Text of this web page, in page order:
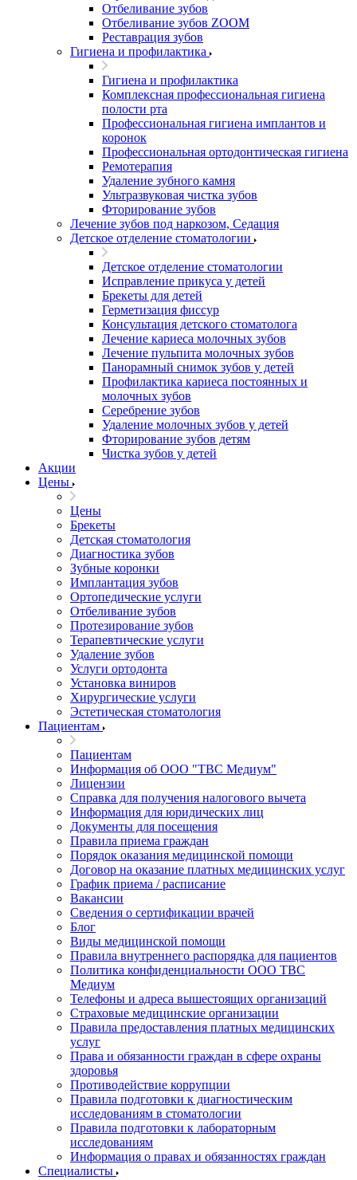
Отбеливание зубов
Отбеливание зубов ZOOM
Реставрация зубов
Гигиена и профилактика
Гигиена и профилактика
Комплексная профессиональная гигиена
полости рта
Профессиональная гигиена имплантов и
коронок
Профессиональная ортодонтическая гигиена
Ремотерапия
Удаление зубного камня
Ультразвуковая чистка зубов
Фторирование зубов
Лечение зубов под наркозом, Седация
Детское отделение стоматологии
Детское отделение стоматологии
Исправление прикуса у детей
Брекеты для детей
Герметизация фиссур
Консультация детского стоматолога
Лечение кариеса молочных зубов
Лечение пульпита молочных зубов
Панорамный снимок зубов у детей
Профилактика кариеса постоянных и
молочных зубов
Серебрение зубов
Удаление молочных зубов у детей
Фторирование зубов детям
Чистка зубов у детей
Акции
Цены
Цены
Брекеты
Детская стоматология
Диагностика зубов
Зубные коронки
Имплантация зубов
Ортопедические услуги
Отбеливание зубов
Протезирование зубов
Терапевтические услуги
Удаление зубов
Услуги ортодонта
Установка виниров
Хирургические услуги
Эстетическая стоматология
Пациентам
Пациентам
Информация об ООО "ТВС Медиум"
Лицензии
Справка для получения налогового вычета
Информация для юридических лиц
Документы для посещения
Правила приема граждан
Порядок оказания медицинской помощи
Договор на оказание платных медицинских услуг
График приема / расписание
Вакансии
Сведения о сертификации врачей
Блог
Виды медицинской помощи
Правила внутреннего распорядка для пациентов
Политика конфиденциальности ООО ТВС
Медиум
Телефоны и адреса вышестоящих организаций
Страховые медицинские организации
Правила предоставления платных медицинских
услуг
Права и обязанности граждан в сфере охраны
здоровья
Противодействие коррупции
Правила подготовки к диагностическим
исследованиям в стоматологии
Правила подготовки к лабораторным
исследованиям
Информация о правах и обязанностях граждан
Специалисты